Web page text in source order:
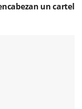
un cartel